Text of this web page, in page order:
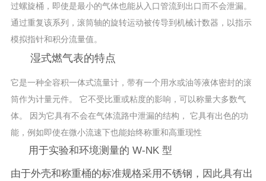
过螺旋桶，即使是最小的气体也能从入口管流到出口而不会泄漏。
通过重复该系列，滚筒轴的旋转运动被传导到机械计数器，以指示
模拟指针和积分流量值。
湿式燃气表的特点
它是一种全容积一体式流量计，带有一个用水或油等液体密封的滚
筒作为计量元件。 它不受比重或粘度的影响，可以称量大多数气
体。 因为它具有不会在气体流路中泄漏的结构， 它具有出色的功
能，例如即使在微小流速下也能始终称重和高重现性
用于实验和环境测量的 W-NK 型
由于外壳和称重桶的标准规格采用不锈钢，因此具有出